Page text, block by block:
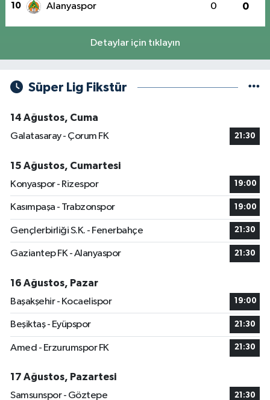
10 Alanyaspor 0 0
Detaylar için tıklayın
Süper Lig Fikstür
14 Ağustos, Cuma
Galatasaray - Çorum FK
21:30
15 Ağustos, Cumartesi
Konyaspor - Rizespor
19:00
Kasımpaşa - Trabzonspor 19:00
Gençlerbirliği S.K. - Fenerbahçe 21:30
Gaziantep FK - Alanyaspor 21:30
16 Ağustos, Pazar
Başakşehir - Kocaelispor
19:00
Beşiktaş - Eyüpspor 21:30
Amed - Erzurumspor FK 21:30
17 Ağustos, Pazartesi
Samsunspor - Göztepe
21:30